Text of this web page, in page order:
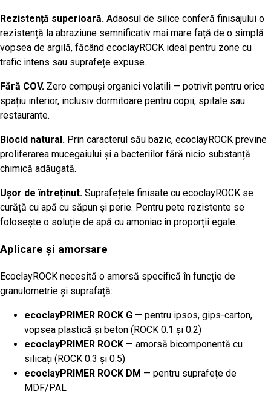
Rezistență superioară. Adaosul de silice conferă finisajului o
rezistență la abraziune semnificativ mai mare față de o simplă
vopsea de argilă, făcând ecoclayROCK ideal pentru zone cu
trafic intens sau suprafețe expuse.
Fără COV. Zero compuși organici volatili — potrivit pentru orice
spațiu interior, inclusiv dormitoare pentru copii, spitale sau
restaurante.
Biocid natural. Prin caracterul său bazic, ecoclayROCK previne
proliferarea mucegaiului și a bacteriilor fără nicio substanță
chimică adăugată.
Ușor de întreținut. Suprafețele finisate cu ecoclayROCK se
curăță cu apă cu săpun și perie. Pentru pete rezistente se
folosește o soluție de apă cu amoniac în proporții egale.
Aplicare și amorsare
EcoclayROCK necesită o amorsă specifică în funcție de
granulometrie și suprafață:
ecoclayPRIMER ROCK G — pentru ipsos, gips-carton,
vopsea plastică și beton (ROCK 0.1 și 0.2)
ecoclayPRIMER ROCK — amorsă bicomponentă cu
silicați (ROCK 0.3 și 0.5)
ecoclayPRIMER ROCK DM — pentru suprafețe de
MDF/PAL